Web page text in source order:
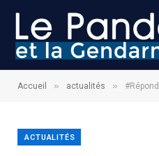
Accueil » actualités »
ACTUALITÉS